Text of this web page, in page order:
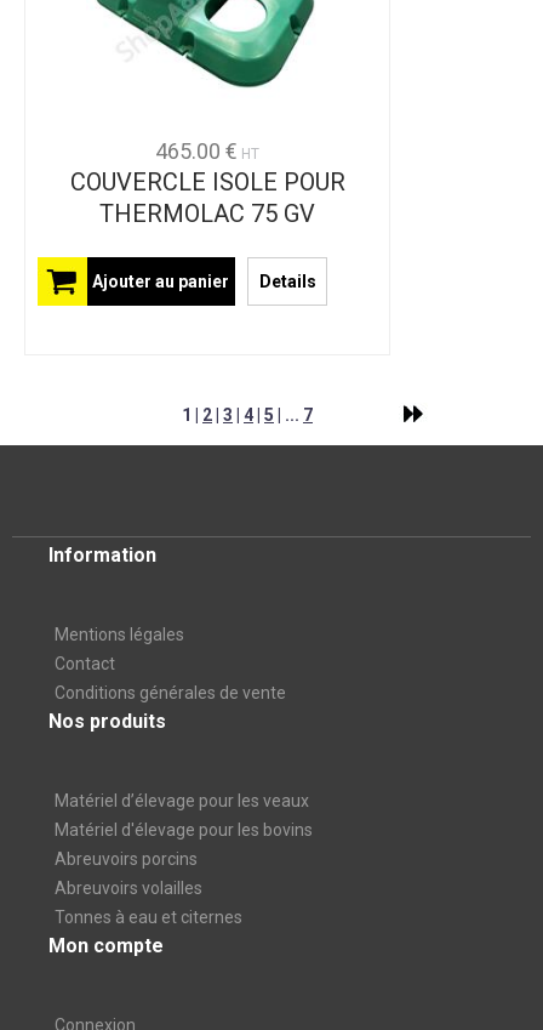
465.00 € HT
COUVERCLE ISOLE POUR
THERMOLAC 75 GV
Ajouter au panier Details
1 | 2 3 4 5 | ... 7
Information
Mentions légales
Contact
Conditions générales de vente
Nos produits
Matériel d’élevage pour les veaux
Matériel d'élevage pour les bovins
Abreuvoirs porcins
Abreuvoirs volailles
Tonnes à eau et citernes
Mon compte
Connexion